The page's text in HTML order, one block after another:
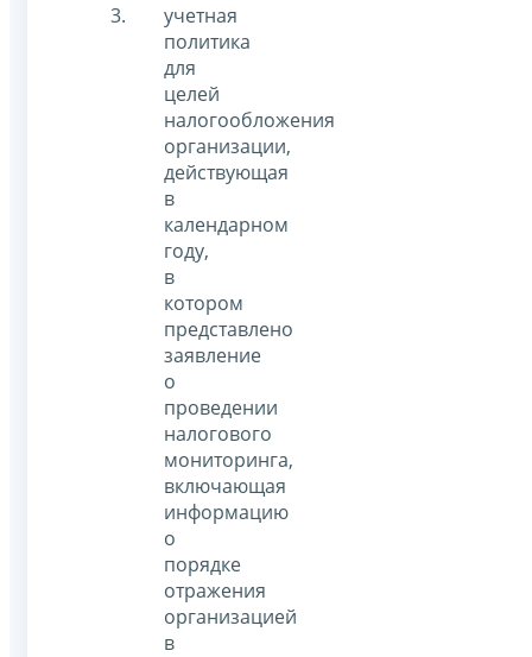
учетная
политика
для
целей
налогообложения
организации,
действующая
в
календарном
году,
в
котором
представлено
заявление
о
проведении
налогового
мониторинга,
включающая
информацию
о
порядке
отражения
организацией
в